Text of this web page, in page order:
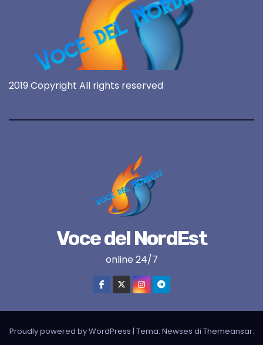
2019 Copyright All rights reserved
Voce del NordEst
online 24/7
Proudly powered by WordPress | Tema: Newses di Themeansar.